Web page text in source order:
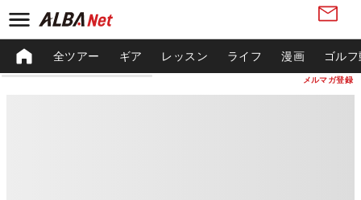
メルマガ登録
全ツアー ギア レッスン ライフ 漫画 ゴル